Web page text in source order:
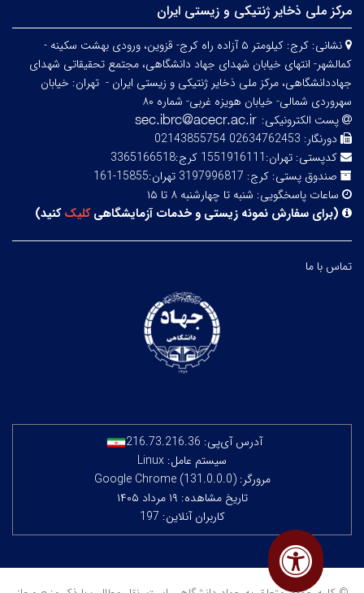
مرکز ملی ذخایر ژنتیکی و زیستی ایران
نشانی:
کرج: کیلومتر ۵ آزاده راه کرج- قزوین، ورودی بهشت سکینه -
کمالشهر- انتهای خیابان شهدای جهاد دانشگاهی، مجتمع تحقیقاتی شهدای
جهاددانشگاهی، مرکز ملی ذخایر ژنتیکی و زیستی ایران - تهران: خیابان
سهروردی شمالی- خیابان هویزه غربی- شماره ۸۰
پست الکترونیکی:
دورنگار: 02634762453 02143855754
کدپستی: تهران:1551916111 کرج:3365166518
صندوق پستی: کرج: 3197996817 تهران:15855-161
ساعات پاسخگویی: شنبه تا چهارشنبه ۸ تا ۱۵
(برای سفارش نمونه زیستی و خدمات آزمایشگاهیکلیککنید)
تماس با ما
آدرس آی‌پی: 216.73.216.36
سیستم عامل: Linux
مرورگر: Google Chrome (131.0.0.0)
تاریخ مشاهده: ۱۹ مرداد ۱۴۰۵
کاربران آنلاین: 197